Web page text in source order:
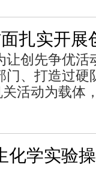
扎实开展
让创先争优活
门、打造过硬
关活动为载体
化学实验